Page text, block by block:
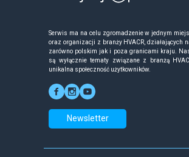
Serwis ma na celu zgromadzenie w jednym
oraz organizacji z branży HVACR, działających
zarówno polskim jak i poza granicami kraju.
są wyłącznie tematy związane z branżą
unikalna społeczność użytkowników.
Newsletter